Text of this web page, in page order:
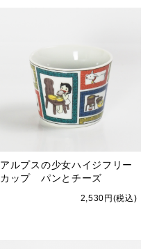
アルプスの少女ハイジフリー
カップ パンとチーズ
2,530円(税込)